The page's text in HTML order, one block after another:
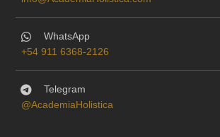
WhatsApp
+54 911 6368-2126
Telegram
@AcademiaHolistica